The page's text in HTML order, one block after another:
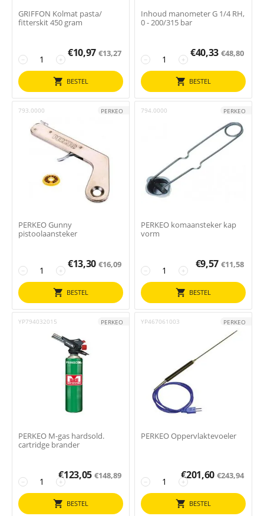
GRIFFON Kolmat pasta/
fitterskit 450 gram
+
−
€10,97 €13,27
BESTEL
Inhoud manometer G 1/4 RH,
0 - 200/315 bar
+
−
€40,33 €48,80
BESTEL
793.0000 PERKEO
PERKEO Gunny
pistoolaansteker
+
−
€13,30 €16,09
BESTEL
794.0000 PERKEO
PERKEO komaansteker kap
vorm
+
−
€9,57 €11,58
BESTEL
YP794032015 PERKEO
PERKEO M-gas hardsold.
cartridge brander
+
−
€123,05 €148,89
BESTEL
YP467061003 PERKEO
PERKEO Oppervlaktevoeler
+
−
€201,60 €243,94
BESTEL